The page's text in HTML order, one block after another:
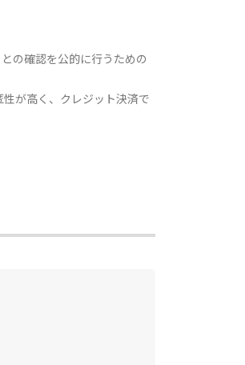
の確認を公的に行うための
が高く、クレジット決済で